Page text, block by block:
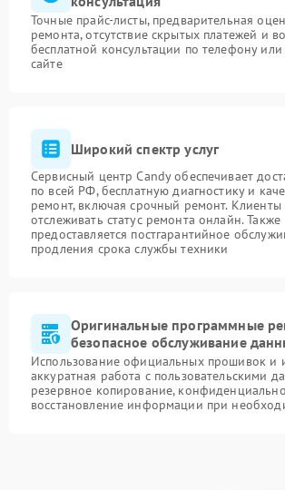
Точные прайс-листы, предварительная
ремонта, отсутствие скрытых платежей и
бесплатной консультации по телефону
сайте
Широкий спектр услуг
Сервисный центр Candy обеспечивает
по всей РФ, бесплатную диагностику и
ремонт, включая срочный ремонт. Клиенты
отслеживать статус ремонта онлайн. Также
предоставляется постгарантийное
продления срока службы техники
Оригинальные программные
безопасное обслуживание
Использование официальных прошивок и
аккуратная работа с пользовательскими
резервное копирование,
восстановление информации при